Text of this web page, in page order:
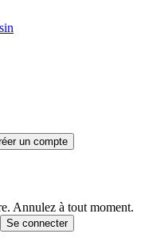
un compte
Annulez à tout moment.
Se connecter